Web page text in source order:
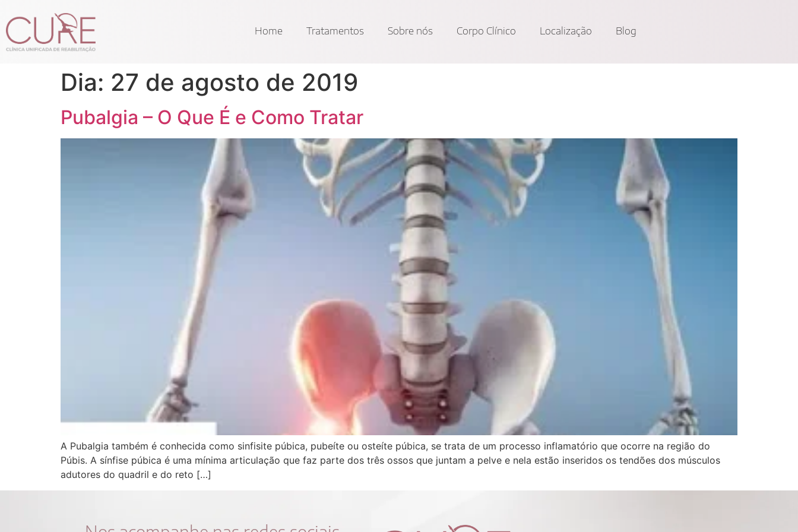
Home Tratamentos Sobre nós Corpo Clínico Localização Blog
Dia: 27 de agosto de 2019
Pubalgia – O Que É e Como Tratar
A Pubalgia também é conhecida como sinfisite púbica, pubeíte ou osteíte púbica, se trata de um processo inflamatório que ocorre na região do
Púbis. A sínfise púbica é uma mínima articulação que faz parte dos três ossos que juntam a pelve e nela estão inseridos os tendões dos músculos
adutores do quadril e do reto […]